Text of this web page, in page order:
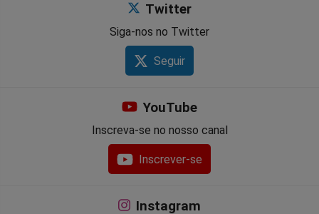
Twitter
Siga-nos no Twitter
Seguir
YouTube
Inscreva-se no nosso canal
Inscrever-se
Instagram